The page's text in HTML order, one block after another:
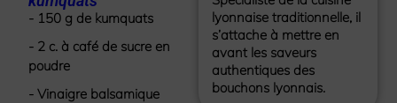
- 150 g de kumquats
- 2 c. à café de sucre en
poudre
- Vinaigre balsamique
lyonnaise traditionnelle, il
s’attache à mettre en
avant les saveurs
authentiques des
bouchons lyonnais.